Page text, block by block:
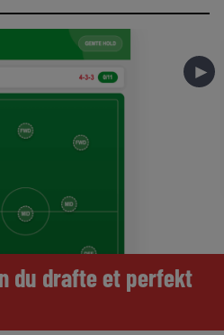
►
du drafte et perfekt